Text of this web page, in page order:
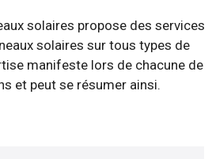
solaires propose des services
solaires sur tous types de
manifeste lors de chacune de
et peut se résumer ainsi.